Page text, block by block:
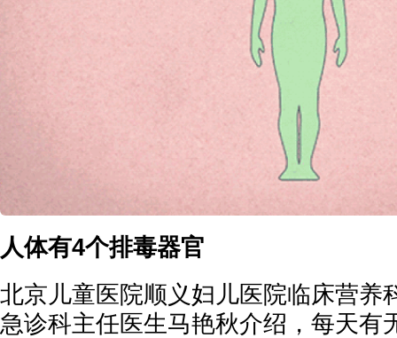
人体有4个排毒器官
北京儿童医院顺义妇儿医院临床营养
急诊科主任医生马艳秋介绍，每天有